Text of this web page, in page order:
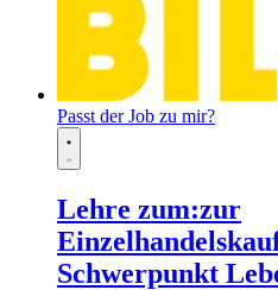
Passt der Job zu mir?
Lehre zum:zur
Schwerpunkt